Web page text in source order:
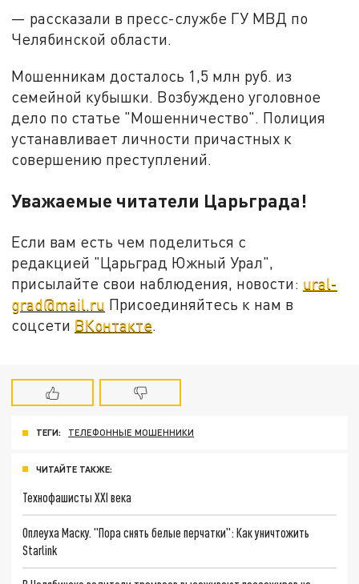
— рассказали в пресс-службе ГУ МВД по
Челябинской области.
Мошенникам досталось 1,5 млн руб. из
семейной кубышки. Возбуждено уголовное
дело по статье "Мошенничество". Полиция
устанавливает личности причастных к
совершению преступлений.
Уважаемые читатели Царьграда!
Если вам есть чем поделиться с
редакцией "Царьград Южный Урал",
присылайте свои наблюдения, новости: ural-
grad@mail.ru Присоединяйтесь к нам в
соцсети ВКонтакте.
ТЕГИ: ТЕЛЕФОННЫЕ МОШЕННИКИ
ЧИТАЙТЕ ТАКЖЕ:
Технофашисты XXI века
Оплеуха Маску. "Пора снять белые перчатки": Как уничтожить
Starlink